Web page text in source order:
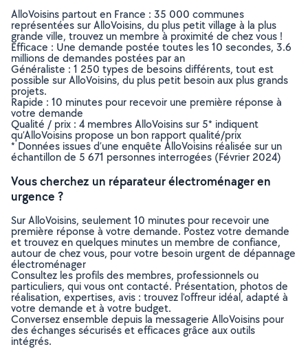
AlloVoisins partout en France : 35 000 communes
représentées sur AlloVoisins, du plus petit village à la plus
grande ville, trouvez un membre à proximité de chez vous !
Efficace : Une demande postée toutes les 10 secondes, 3.6
millions de demandes postées par an
Généraliste : 1 250 types de besoins différents, tout est
possible sur AlloVoisins, du plus petit besoin aux plus grands
projets.
Rapide : 10 minutes pour recevoir une première réponse à
votre demande
Qualité / prix : 4 membres AlloVoisins sur 5* indiquent
qu’AlloVoisins propose un bon rapport qualité/prix
* Données issues d’une enquête AlloVoisins réalisée sur un
échantillon de 5 671 personnes interrogées (Février 2024)
Vous cherchez un réparateur électroménager en
urgence ?
Sur AlloVoisins, seulement 10 minutes pour recevoir une
première réponse à votre demande. Postez votre demande
et trouvez en quelques minutes un membre de confiance,
autour de chez vous, pour votre besoin urgent de dépannage
électroménager
Consultez les profils des membres, professionnels ou
particuliers, qui vous ont contacté. Présentation, photos de
réalisation, expertises, avis : trouvez l'offreur idéal, adapté à
votre demande et à votre budget.
Conversez ensemble depuis la messagerie AlloVoisins pour
des échanges sécurisés et efficaces grâce aux outils
intégrés.